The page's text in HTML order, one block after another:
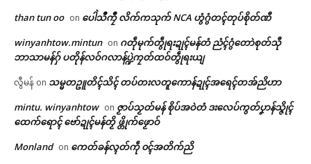
ရုဲစှ်
ပရိုၚ်လက္ကရဴအိုတ်
🏛 လညာတ်ပါ်ပဲါ
ညးဒါန်လိက်
ညးစၞးကၠတ်ထဝ်တွဵုရး ဗော်ညဳသၟ
ဟ်မန်မွဲတၠ ပတိုန်တၚ်သဳကၠဳပ္ဍဲကၠ
တ်ထဝ်ဂှ် ညးလ္ၚဵု သ္ပစရဵု (သ္ပပရေံ)
June 8, 2026
In "ပရိုၚ်"
ဝိုၚ်ဝေၚ်လံၚ်သြန်ဂမၠိုၚ်ဂှ် အလဵုအ
သဳပၞာန်တွဵုရးဍုၚ်မန် ရပ်စပ်မာန်
June 25, 2026
In "လိက်ပရေၚ်"
than tun oo on ပေါဲသဳကၠဳ လိက်ကသုက် NCA ဟွံဂွံတၚ်တုပ်စိုတ်ဏီ
winyanhtow.mintun on ဂတဵုမုက်တွဵုရးဍုၚ်မန်တံ ညံၚ်ဂွံတောဲစုတ်သီု
ဘာသာမန်ဂှ် ပတိုန်လဝ်ဂလာန်ပ္ဍဲကၠတ်ထဝ်တွဵုရးယျ
လွီမန် on သမ္မတဥူတိၚ်သိၚ် တပ်တးလတူကောန်ဍုၚ်အရေၚ်တအ်ညိဟာ
mintu. winyanhtow on ဇၟာပ်သၟတ်မန် စိုပ်အဝဲတံ ဒးလေပ်ကွတ်ပၞာန်သ္ဇိုၚ်
ထေက်ရောၚ် ဗော်ဍုၚ်မန်တၟိ ဖ္တိုက်ဖၟောဝ်
Monland on ကေတ်ခန်လ္ၚတ်ကဵု ၀ၚ်အတိက်ညိ